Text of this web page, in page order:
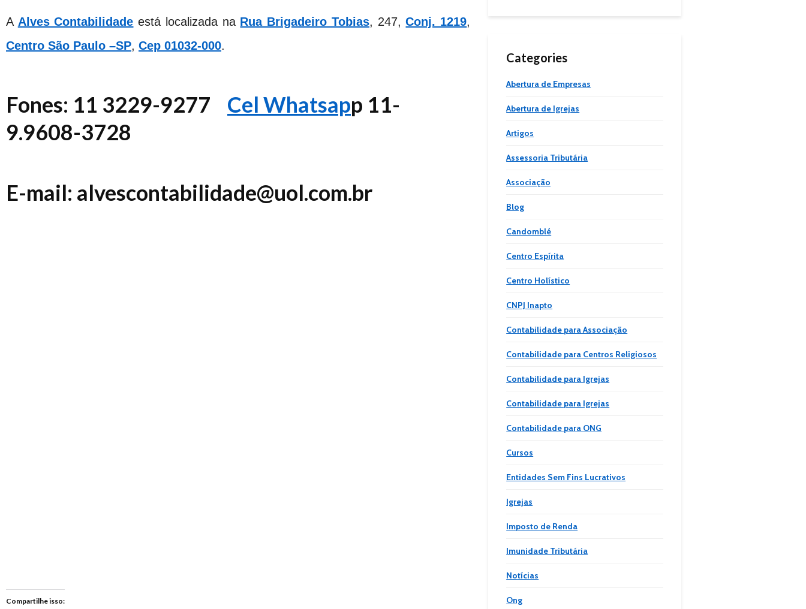
A Alves Contabilidade está localizada na Rua Brigadeiro Tobias, 247,Conj. 1219,
Centro São Paulo –SP, Cep 01032-000.
Fones: 11 3229-9277 Cel Whatsapp 11-
9.9608-3728
E-mail: alvescontabilidade@uol.com.br
Compartilhe isso:
Categories
Abertura de Empresas
Abertura de Igrejas
Artigos
Assessoria Tributária
Associação
Blog
Candomblé
Centro Espírita
Centro Holístico
CNPJ Inapto
Contabilidade para Associação
Contabilidade para Centros Religiosos
Contabilidade para Igrejas
Contabilidade para Igrejas
Contabilidade para ONG
Cursos
Entidades Sem Fins Lucrativos
Igrejas
Imposto de Renda
Imunidade Tributária
Notícias
Ong